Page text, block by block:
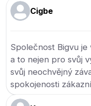
Cigbe
Společnost Bigvu
a to nejen pro svůj
svůj neochvějný
spokojenosti